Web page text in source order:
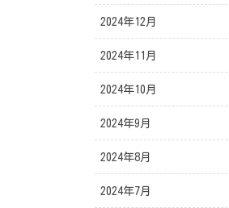
2024年12月
2024年11月
2024年10月
2024年9月
2024年8月
2024年7月